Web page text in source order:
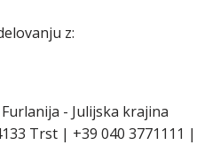
z:
- Julijska krajina
Trst | +39 040 3771111 |